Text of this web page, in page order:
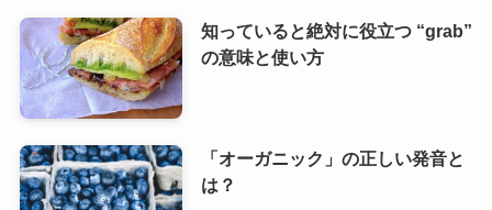
知っていると絶対に役立つ “grab”
の意味と使い方
「オーガニック」の正しい発音と
は？